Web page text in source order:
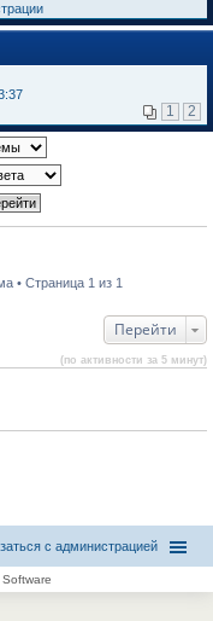
1 2
• Страница 1 из 1
Перейти
(по активности за 5 минут)
с администрацией
Software